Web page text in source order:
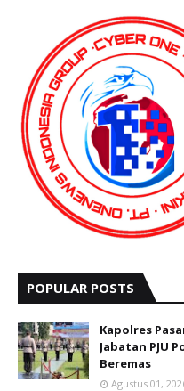
POPULAR POSTS
Kapolres
Jabatan PJU
Beremas
Agustus 01,